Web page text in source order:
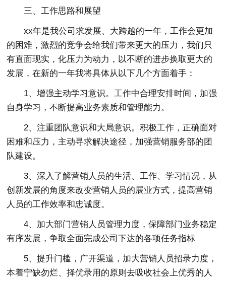
三、工作思路和展望
xx年是我公司求发展、大跨越的一年，工作会更加
的困难，激烈的竞争会给我们带来更大的压力，我们只
有直面现实，化压力为动力，以不断的进步换取更大的
发展，在新的一年我将具体从以下几个方面着手：
1、增强主动学习意识。工作中合理安排时间，加强
自身学习，不断提高业务素质和管理能力。
2、注重团队意识和大局意识。积极工作，正确面对
困难和压力，主动寻求解决途径，加强营销服务部的团
队建设。
3、深入了解营销人员的生活、工作、学习情况，从
创新发展的角度来改变营销人员的展业方式，提高营销
人员的工作效率和忠诚度。
4、加大部门营销人员管理力度，保障部门业务稳定
有序发展，争取全面完成公司下达的各项任务指标
5、提升门槛，广开渠道，加大营销人员招录力度，
本着宁缺勿烂、择优录用的原则去吸收社会上优秀的人